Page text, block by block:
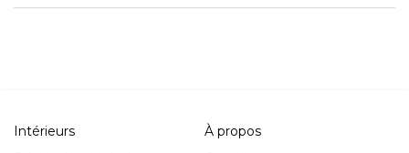
Intérieurs
À propos